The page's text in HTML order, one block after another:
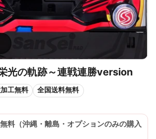
光の軌跡～連戦連勝version
工無料 全国送料無料
料（沖縄・離島・オプションのみの購入